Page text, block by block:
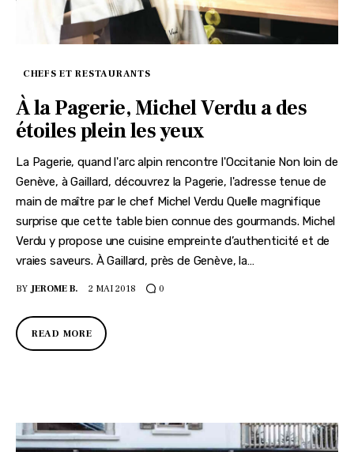
CHEFS ET RESTAURANTS
À la Pagerie, Michel Verdu a des
étoiles plein les yeux
La Pagerie, quand l'arc alpin rencontre l'Occitanie Non loin de
Genève, à Gaillard, découvrez la Pagerie, l'adresse tenue de
main de maître par le chef Michel Verdu Quelle magnifique
surprise que cette table bien connue des gourmands. Michel
Verdu y propose une cuisine empreinte d’authenticité et de
vraies saveurs. À Gaillard, près de Genève, la…
BY JEROME B. 2 MAI 2018 0
READ MORE